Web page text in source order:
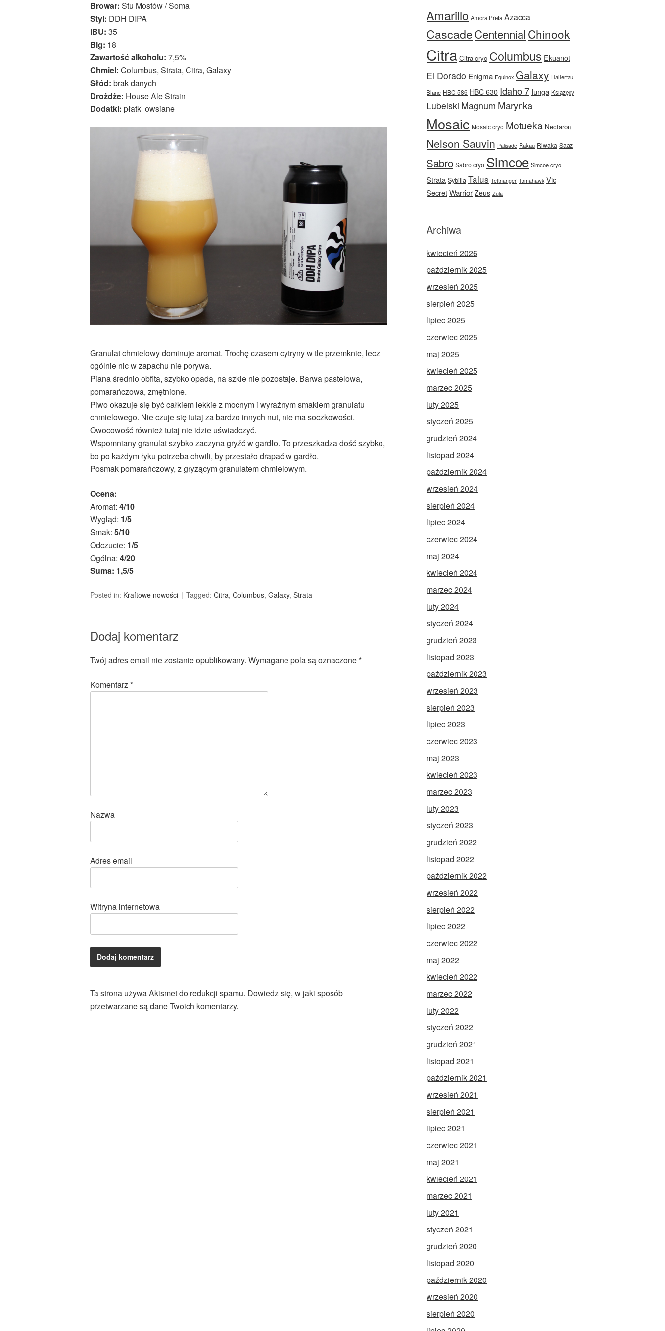
Browar: Stu Mostów / Soma
Styl: DDH DIPA
IBU: 35
Blg: 18
Zawartość alkoholu: 7,5%
Chmiel: Columbus, Strata, Citra, Galaxy
Słód: brak danych
Drożdże: House Ale Strain
Dodatki: płatki owsiane
Granulat chmielowy dominuje aromat. Trochę czasem cytryny w tle przemknie, lecz
ogólnie nic w zapachu nie porywa.
Piana średnio obfita, szybko opada, na szkle nie pozostaje. Barwa pastelowa,
pomarańczowa, zmętnione.
Piwo okazuje się być całkiem lekkie z mocnym i wyraźnym smakiem granulatu
chmielowego. Nie czuje się tutaj za bardzo innych nut, nie ma soczkowości.
Owocowość również tutaj nie idzie uświadczyć.
Wspomniany granulat szybko zaczyna gryźć w gardło. To przeszkadza dość szybko,
bo po każdym łyku potrzeba chwili, by przestało drapać w gardło.
Posmak pomarańczowy, z gryzącym granulatem chmielowym.
Ocena:
Aromat: 4/10
Wygląd: 1/5
Smak: 5/10
Odczucie: 1/5
Ogólna: 4/20
Suma: 1,5/5
Posted in: Kraftowe nowości Tagged: Citra, Columbus, Galaxy, Strata
Dodaj komentarz
Twój adres email nie zostanie opublikowany. Wymagane pola są oznaczone*
Komentarz*
Nazwa
Adres email
Witryna internetowa
Ta strona używa Akismet do redukcji spamu. Dowiedz się, w jaki sposób
przetwarzane są dane Twoich komentarzy.
Amarillo Amora Preta Azacca
CascadeCentennialChinook
Citra Citra cryo Columbus Ekuanot
El Dorado Enigma Equinox Galaxy Hallertau
Blanc HBC 586 HBC 630 Idaho 7 Iunga Książęcy
Lubelski Magnum Marynka
Mosaic Mosaic cryo Motueka Nectaron
Nelson Sauvin Palisade Rakau Riwaka Saaz
Sabro Sabro cryo Simcoe Simcoe cryo
Strata Sybilla Talus Tettnanger Tomahawk Vic
SecretWarrior Zeus Zula
Archiwa
kwiecień 2026
październik 2025
wrzesień 2025
sierpień 2025
lipiec 2025
czerwiec 2025
maj 2025
kwiecień 2025
marzec 2025
luty 2025
styczeń 2025
grudzień 2024
listopad 2024
październik 2024
wrzesień 2024
sierpień 2024
lipiec 2024
czerwiec 2024
maj 2024
kwiecień 2024
marzec 2024
luty 2024
styczeń 2024
grudzień 2023
listopad 2023
październik 2023
wrzesień 2023
sierpień 2023
lipiec 2023
czerwiec 2023
maj 2023
kwiecień 2023
marzec 2023
luty 2023
styczeń 2023
grudzień 2022
listopad 2022
październik 2022
wrzesień 2022
sierpień 2022
lipiec 2022
czerwiec 2022
maj 2022
kwiecień 2022
marzec 2022
luty 2022
styczeń 2022
grudzień 2021
listopad 2021
październik 2021
wrzesień 2021
sierpień 2021
lipiec 2021
czerwiec 2021
maj 2021
kwiecień 2021
marzec 2021
luty 2021
styczeń 2021
grudzień 2020
listopad 2020
październik 2020
wrzesień 2020
sierpień 2020